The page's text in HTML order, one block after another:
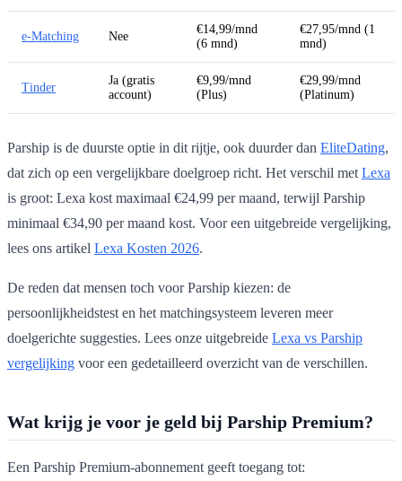
e-Matching Nee
€14,99/mnd
(6 mnd)
€27,95/mnd (1
mnd)
Tinder
Ja (gratis
account)
€9,99/mnd
(Plus)
€29,99/mnd
(Platinum)
Parship is de duurste optie in dit rijtje, ook duurder dan EliteDating,
dat zich op een vergelijkbare doelgroep richt. Het verschil met Lexa
is groot: Lexa kost maximaal €24,99 per maand, terwijl Parship
minimaal €34,90 per maand kost. Voor een uitgebreide vergelijking,
lees ons artikel Lexa Kosten 2026.
De reden dat mensen toch voor Parship kiezen: de
persoonlijkheidstest en het matchingsysteem leveren meer
doelgerichte suggesties. Lees onze uitgebreide Lexa vs Parship
vergelijking voor een gedetailleerd overzicht van de verschillen.
Wat krijg je voor je geld bij Parship Premium?
Een Parship Premium-abonnement geeft toegang tot: